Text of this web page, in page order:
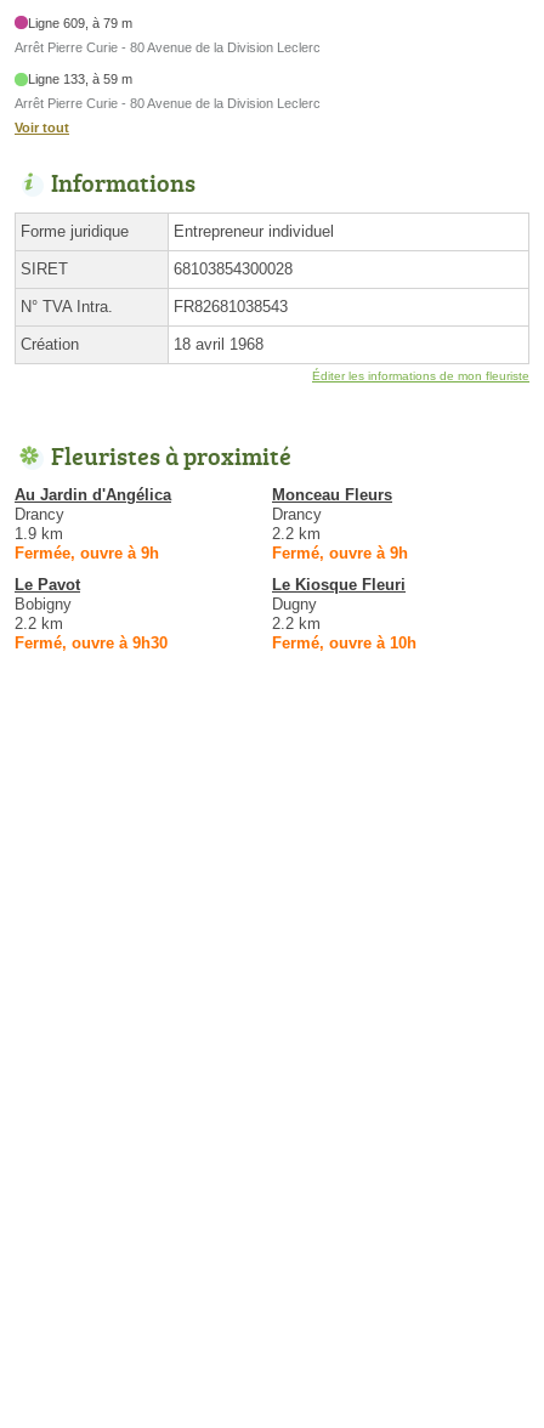
Ligne 609, à 79 m
Arrêt Pierre Curie - 80 Avenue de la Division Leclerc
Ligne 133, à 59 m
Arrêt Pierre Curie - 80 Avenue de la Division Leclerc
Voir tout
Informations
Forme juridique Entrepreneur individuel
SIRET 68103854300028
N° TVA Intra. FR82681038543
Création 18 avril 1968
Éditer les informations de mon fleuriste
Fleuristes à proximité
Au Jardin d'Angélica
Drancy
1.9 km
Fermée, ouvre à 9h
Monceau Fleurs
Drancy
2.2 km
Fermé, ouvre à 9h
Le Pavot
Bobigny
2.2 km
Fermé, ouvre à 9h30
Le Kiosque Fleuri
Dugny
2.2 km
Fermé, ouvre à 10h